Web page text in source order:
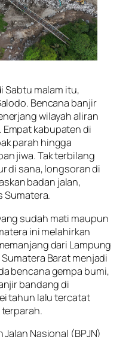
Sabtu malam itu,
Bencana banjir
wilayah aliran
kabupaten di
parah hingga
jiwa. Tak terbilang
di sana, longsoran di
badan jalan,
Sumatera.
sudah mati maupun
ini melahirkan
dari Lampung
Barat menjadi
bencana gempa bumi,
bandang di
tahun lalu tercatat
Jalan Nasional (BPJN)